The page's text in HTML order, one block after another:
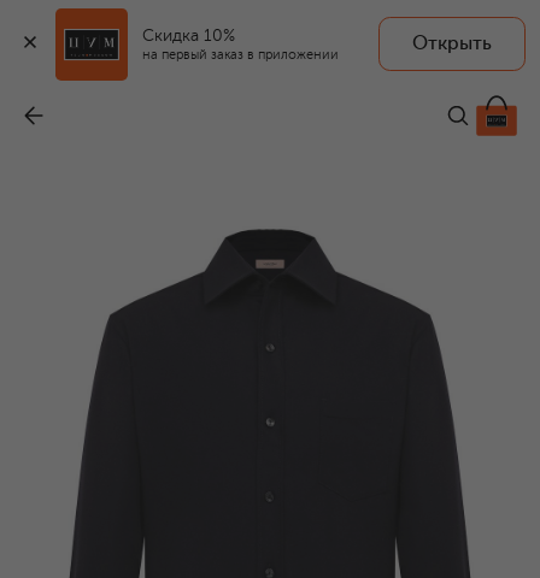
Скидка 10%
на первый заказ в приложении
Открыть
65 600 ₽